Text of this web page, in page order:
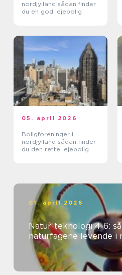
nordjylland sådan finder
du en god lejebolig
05. april 2026
Boligforeninger i
nordjylland sådan finder
du den rette lejebolig
01. april 2026
Natur-teknologi 4-6:
naturfagene levende